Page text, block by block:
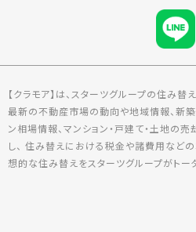
【クラモア】は、スターツグループの住み替
最新の不動産市場の動向や地域情報、新
ン相場情報、マンション・戸建て・土地の
し、 住み替えにおける税金や諸費用など
想的な住み替えをスターツグループがトー